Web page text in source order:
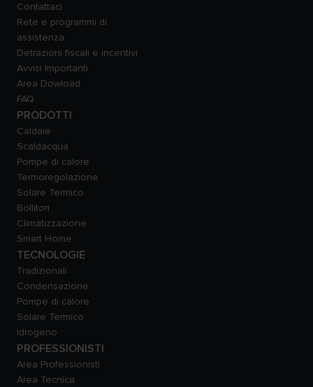
Contattaci
Rete e programmi di
assistenza
Detrazioni fiscali e incentivi
Avvisi Importanti
Area Dowload
FAQ
PRODOTTI
Caldaie
Scaldacqua
Pompe di calore
Termoregolazione
Solare Termico
Bollitori
Climatizzazione
Smart Home
TECNOLOGIE
Tradizionali
Condensazione
Pompe di calore
Solare Termico
Idrogeno
PROFESSIONISTI
Area Professionisti
Area Tecnica